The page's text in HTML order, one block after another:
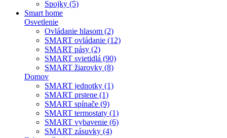
Spojky (5)
Smart home
Osvetlenie
Ovládanie hlasom (2)
SMART ovládanie (12)
SMART pásy (2)
SMART svietidlá (90)
SMART žiarovky (8)
Domov
SMART jednotky (1)
SMART prstene (1)
SMART spínače (9)
SMART termostaty (1)
SMART vybavenie (6)
SMART zásuvky (4)